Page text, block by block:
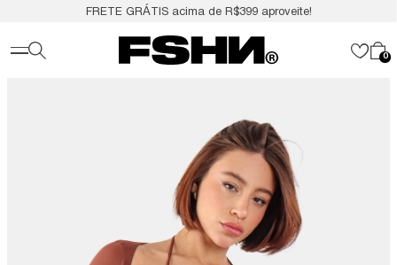
FRETE GRÁTIS acima de R$399 aproveite!
0